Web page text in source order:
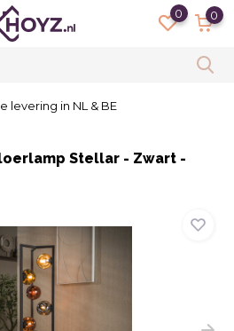
0 0
levering in NL & BE
Stellar - Zwart -